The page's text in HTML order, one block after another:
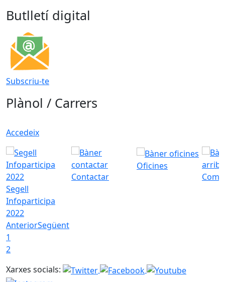
Butlletí digital
Subscriu-te
Plànol / Carrers
Accedeix
Segell
Infoparticipa
2022
Contactar
Oficines
Com
AnteriorSegüent
1
2
Xarxes socials: